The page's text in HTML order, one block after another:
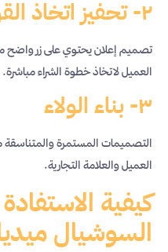
٢- تحفيز اتخاذ القرار
تصميم إعلان يحتوي على زر واضح
العميل لاتخاذ خطوة الشراء مباشرة.
٣- بناء الولاء
التصميمات المستمرة والمتناسقة
العميل والعلامة التجارية.
كيفية
السوشيال